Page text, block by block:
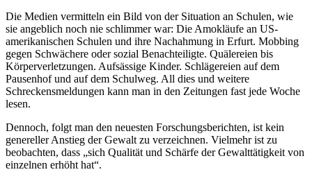
Die Medien vermitteln ein Bild von der Situation an Schulen, wie
sie angeblich noch nie schlimmer war: Die Amokläufe an US-
amerikanischen Schulen und ihre Nachahmung in Erfurt. Mobbing
gegen Schwächere oder sozial Benachteiligte. Quälereien bis
Körperverletzungen. Aufsässige Kinder. Schlägereien auf dem
Pausenhof und auf dem Schulweg. All dies und weitere
Schreckensmeldungen kann man in den Zeitungen fast jede Woche
lesen.
Dennoch, folgt man den neuesten Forschungsberichten, ist kein
genereller Anstieg der Gewalt zu verzeichnen. Vielmehr ist zu
beobachten, dass „sich Qualität und Schärfe der Gewalttätigkeit von
einzelnen erhöht hat“.